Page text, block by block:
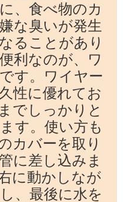
、食べ物のカ
な臭いが発生
ることがあり
利なのが、ワ
す。ワイヤー
性に優れてお
でしっかりと
す。使い方も
カバーを取り
に差し込みま
に動かしなが
、最後に水を